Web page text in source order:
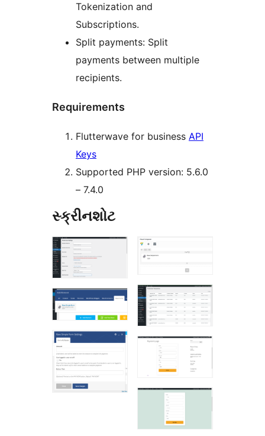
Tokenization and
Subscriptions.
Split payments: Split
payments between multiple
recipients.
Requirements
Flutterwave for business API
Keys
Supported PHP version: 5.6.0
– 7.4.0
સ્ક્રીનશોટ